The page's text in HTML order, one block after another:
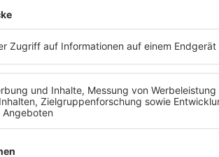
Gewinnspiel einen Kommentar
Stadion seiner Wahl zu gewinnen.
„Du als Papp-Aufsteller“-
Promotion und steht in keiner
gesponsert, unterstützt oder
GmbH & Co.KG die offizielle Life